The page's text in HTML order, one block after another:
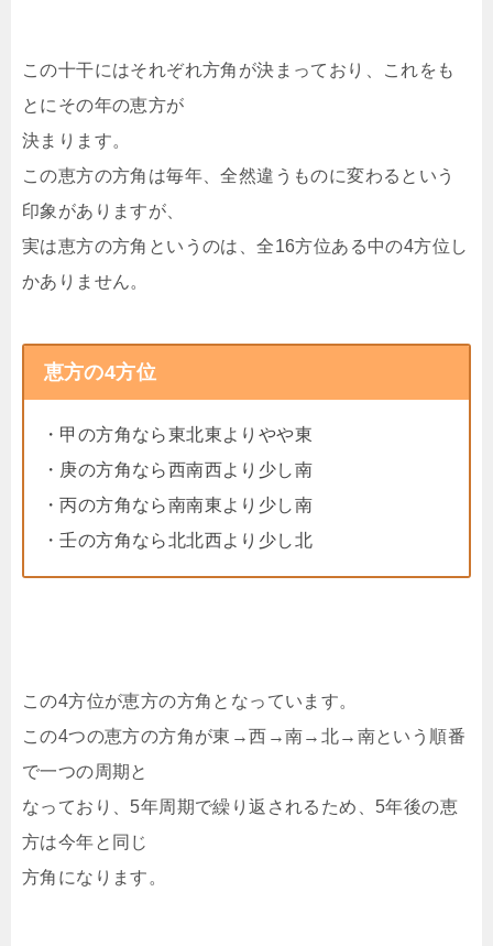
この十干にはそれぞれ方角が決まっており、これをも
とにその年の恵方が
決まります。
この恵方の方角は毎年、全然違うものに変わるという
印象がありますが、
実は恵方の方角というのは、全16方位ある中の4方位し
かありません。
恵方の4方位
・甲の方角なら東北東よりやや東
・庚の方角なら西南西より少し南
・丙の方角なら南南東より少し南
・壬の方角なら北北西より少し北
この4方位が恵方の方角となっています。
この4つの恵方の方角が東→西→南→北→南という順番
で一つの周期と
なっており、5年周期で繰り返されるため、5年後の恵
方は今年と同じ
方角になります。